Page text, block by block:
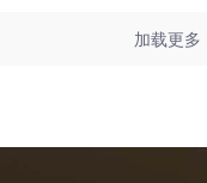
加载更多